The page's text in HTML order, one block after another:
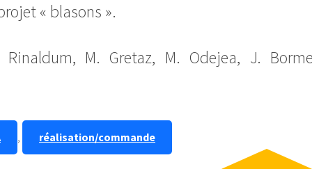
« blasons ».
M. Gretaz, M. Odejea, J.
, réalisation/commande